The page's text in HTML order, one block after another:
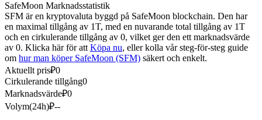
Kopiera Trading
SafeMoon Marknadsstatistik
SFM är en kryptovaluta byggd på SafeMoon blockchain. Den har
en maximal tillgång av 1T, med en nuvarande total tillgång av 1T
och en cirkulerande tillgång av 0, vilket ger den ett marknadsvärde
av 0. Klicka här för att Köpa nu, eller kolla vår steg-för-steg guide
om hur man köper SafeMoon (SFM) säkert och enkelt.
Aktuellt pris₽0
Cirkulerande tillgång0
Marknadsvärde₽0
Volym(24h)₽--